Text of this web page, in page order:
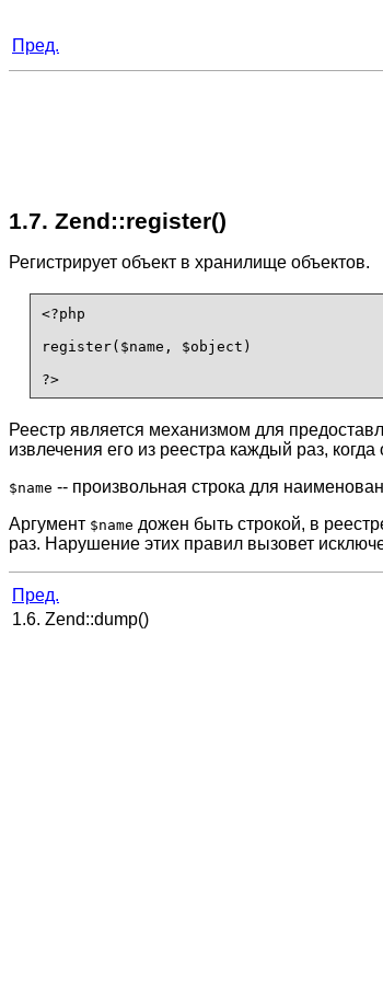
Пред.
1.7. Zend::register()
Регистрирует объект в хранилище объектов.
<?php
register($name, $object)
?>
Реестр является механизмом для
извлечения его из реестра каждый раз,
$name -- произвольная строка для
Аргумент $name дожен быть строкой, в
раз. Нарушение этих правил вызовет
Пред.
1.6. Zend::dump()